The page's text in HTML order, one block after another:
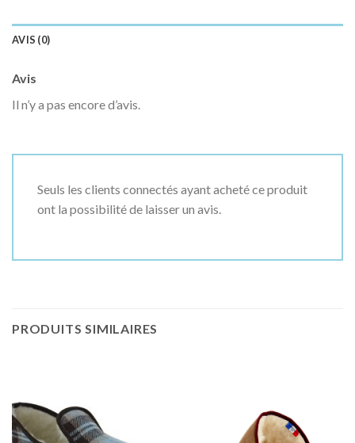
AVIS (0)
Avis
Il n’y a pas encore d’avis.
Seuls les clients connectés ayant acheté ce produit
ont la possibilité de laisser un avis.
PRODUITS SIMILAIRES